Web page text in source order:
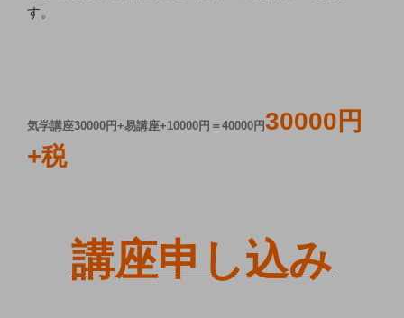
す。
気学講座30000円+易講座+10000円＝40000円30000円
+税
講座申し込み